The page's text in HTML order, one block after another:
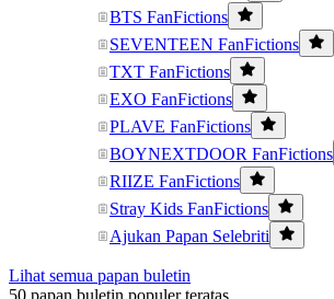
BTS FanFictions
SEVENTEEN FanFictions
TXT FanFictions
EXO FanFictions
PLAVE FanFictions
BOYNEXTDOOR FanFictions
RIIZE FanFictions
Stray Kids FanFictions
Ajukan Papan Selebriti
Lihat semua papan buletin
50 papan buletin populer teratas